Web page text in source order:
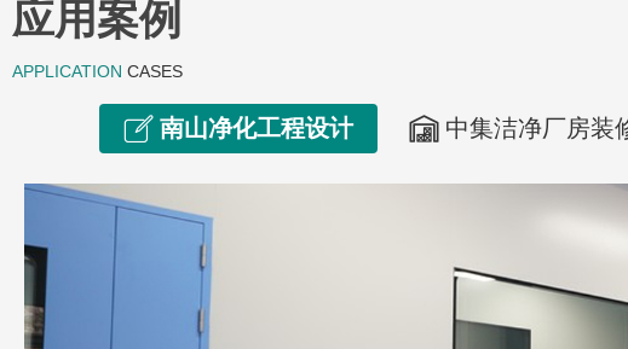
应用案例
APPLICATION CASES
南山净化工程设计 中集洁净厂房装